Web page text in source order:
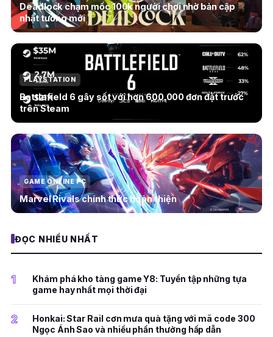
Deadlock chạm mốc 100k người chơi nhờ bản cập
nhật tướng mới
PLAYSTATION
Battlefield 6 gây sốt với hơn 600.000 đơn đặt trước
trên Steam
GAME ONLINE PC
Marvel Rivals chính thức hoàn thiện
ĐỌC NHIỀU NHẤT
1
Khám phá kho tàng game Y8: Tuyển tập những tựa
game hay nhất mọi thời đại
2
Honkai: Star Rail cơn mưa quà tặng với mã code 300
Ngọc Ánh Sao và nhiều phần thưởng hấp dẫn